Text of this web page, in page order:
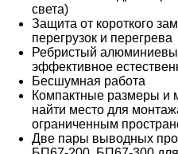
света)
Защита от короткого
перегрузок и перегрева
Ребристый
эффективное
Бесшумная работа
Компактные размеры и
найти место для
ограниченным
Две пары выводных